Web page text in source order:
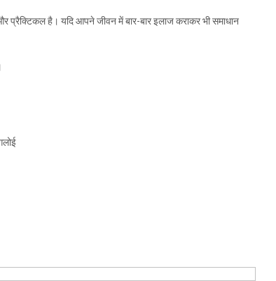
प्रैक्टिकल है। यदि आपने जीवन में बार-बार इलाज कराकर भी समाधान